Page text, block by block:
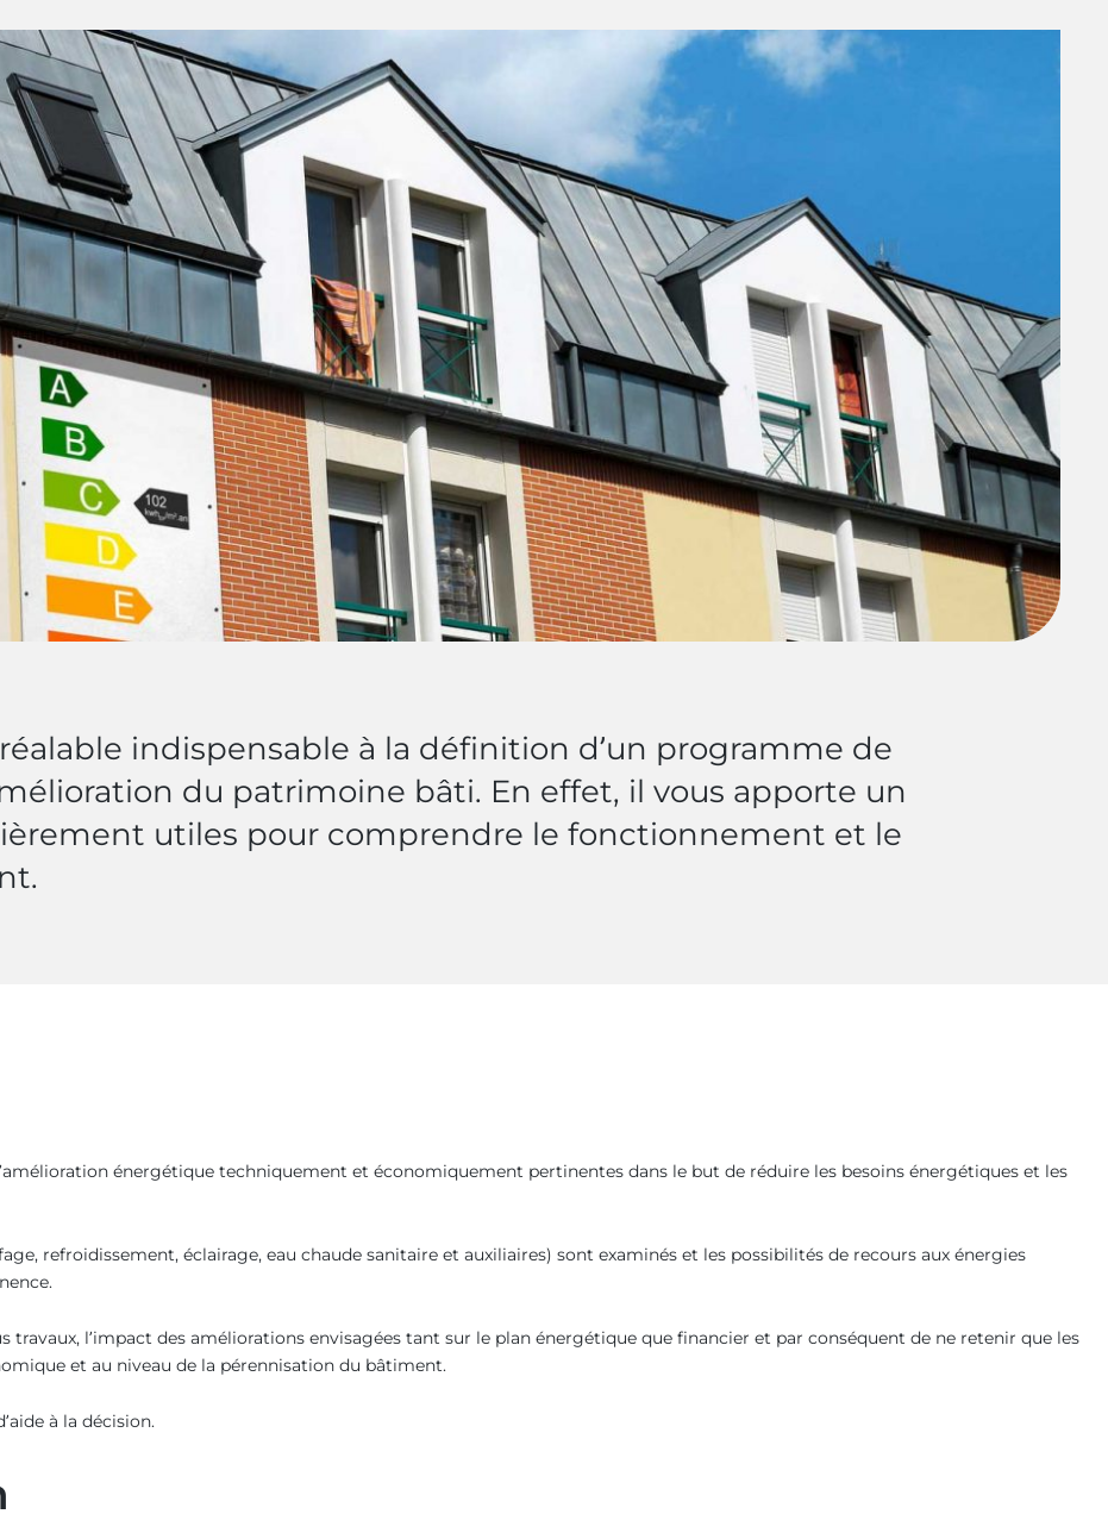
indispensable à la définition d’un programme de
du patrimoine bâti. En effet, il vous apporte un
utiles pour comprendre le fonctionnement et le
énergétique techniquement et économiquement pertinentes dans le but de réduire les besoins énergétiques et les
refroidissement, éclairage, eau chaude sanitaire et auxiliaires) sont examinés et les possibilités de recours aux énergies
l’impact des améliorations envisagées tant sur le plan énergétique que financier et par conséquent de ne retenir que les
et au niveau de la pérennisation du bâtiment.
à la décision.